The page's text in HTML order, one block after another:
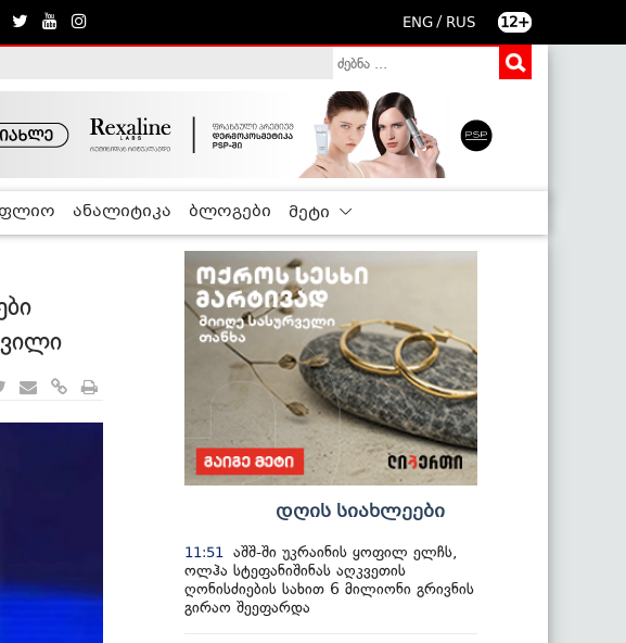
ENG / RUS 12+
ანალიტიკა ბლოგები მეტი
დღის სიახლეები
11:51
აშშ-ში უკრაინის ყოფილ ელჩს,
ოლჰა სტეფანიშინას აღკვეთის
ღონისძიების სახით 6 მილიონი გრივნის
გირაო შეეფარდა